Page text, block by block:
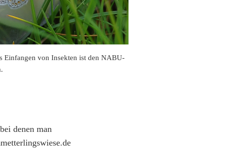
Einfangen von Insekten ist den NABU-
denen man